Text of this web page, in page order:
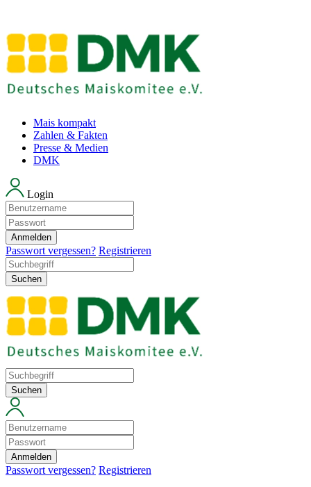
Mais kompakt
Zahlen & Fakten
Presse & Medien
DMK
Login
Anmelden
Passwort vergessen? Registrieren
Suchen
Suchen
Anmelden
Passwort vergessen? Registrieren